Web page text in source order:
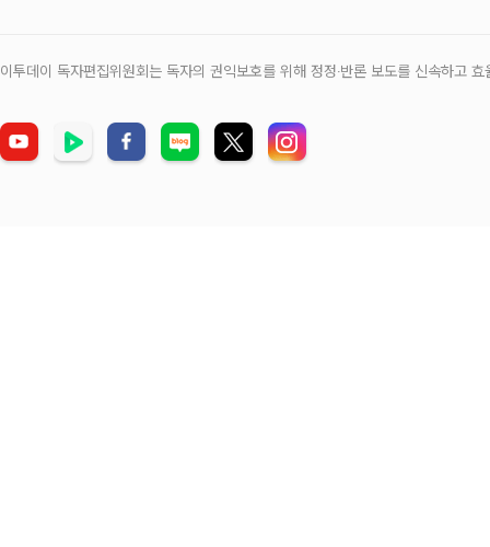
이투데이 독자편집위원회는 독자의 권익보호를 위해 정정‧반론 보도를 신속하고